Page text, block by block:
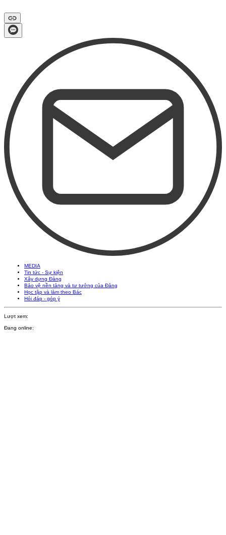
MEDIA
Tin tức - Sự kiện
Xây dựng Đảng
Bảo vệ nền tảng và tư tưởng của Đảng
Học tập và làm theo Bác
Hỏi đáp - góp ý
Lượt xem:
Đang online: